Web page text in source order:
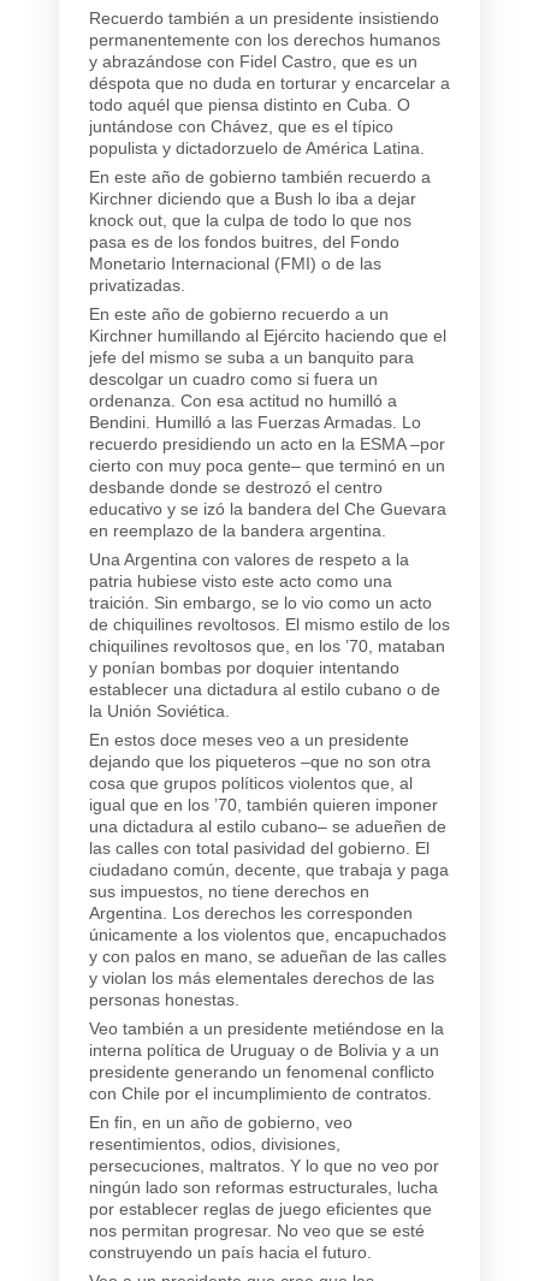
Recuerdo también a un presidente insistiendo
permanentemente con los derechos humanos
y abrazándose con Fidel Castro, que es un
déspota que no duda en torturar y encarcelar a
todo aquél que piensa distinto en Cuba. O
juntándose con Chávez, que es el típico
populista y dictadorzuelo de América Latina.
En este año de gobierno también recuerdo a
Kirchner diciendo que a Bush lo iba a dejar
knock out, que la culpa de todo lo que nos
pasa es de los fondos buitres, del Fondo
Monetario Internacional (FMI) o de las
privatizadas.
En este año de gobierno recuerdo a un
Kirchner humillando al Ejército haciendo que el
jefe del mismo se suba a un banquito para
descolgar un cuadro como si fuera un
ordenanza. Con esa actitud no humilló a
Bendini. Humilló a las Fuerzas Armadas. Lo
recuerdo presidiendo un acto en la ESMA –por
cierto con muy poca gente– que terminó en un
desbande donde se destrozó el centro
educativo y se izó la bandera del Che Guevara
en reemplazo de la bandera argentina.
Una Argentina con valores de respeto a la
patria hubiese visto este acto como una
traición. Sin embargo, se lo vio como un acto
de chiquilines revoltosos. El mismo estilo de los
chiquilines revoltosos que, en los ’70, mataban
y ponían bombas por doquier intentando
establecer una dictadura al estilo cubano o de
la Unión Soviética.
En estos doce meses veo a un presidente
dejando que los piqueteros –que no son otra
cosa que grupos políticos violentos que, al
igual que en los ’70, también quieren imponer
una dictadura al estilo cubano– se adueñen de
las calles con total pasividad del gobierno. El
ciudadano común, decente, que trabaja y paga
sus impuestos, no tiene derechos en
Argentina. Los derechos les corresponden
únicamente a los violentos que, encapuchados
y con palos en mano, se adueñan de las calles
y violan los más elementales derechos de las
personas honestas.
Veo también a un presidente metiéndose en la
interna política de Uruguay o de Bolivia y a un
presidente generando un fenomenal conflicto
con Chile por el incumplimiento de contratos.
En fin, en un año de gobierno, veo
resentimientos, odios, divisiones,
persecuciones, maltratos. Y lo que no veo por
ningún lado son reformas estructurales, lucha
por establecer reglas de juego eficientes que
nos permitan progresar. No veo que se esté
construyendo un país hacia el futuro.